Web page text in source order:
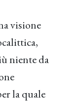
visione
niente da
la quale